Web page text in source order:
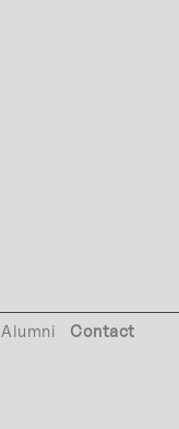
Alumni Contact